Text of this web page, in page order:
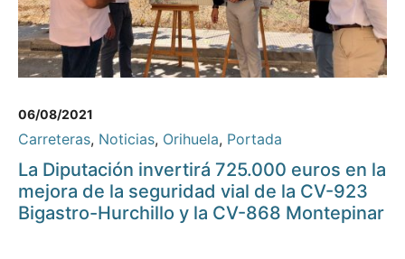
06/08/2021
Carreteras, Noticias, Orihuela, Portada
La Diputación invertirá 725.000 euros en la
mejora de la seguridad vial de la CV-923
Bigastro-Hurchillo y la CV-868 Montepinar